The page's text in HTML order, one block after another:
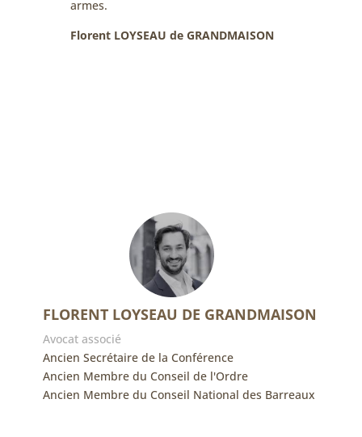
armes.
Florent LOYSEAU de GRANDMAISON
FLORENT LOYSEAU DE GRANDMAISON
Avocat associé
Ancien Secrétaire de la Conférence
Ancien Membre du Conseil de l'Ordre
Ancien Membre du Conseil National des Barreaux